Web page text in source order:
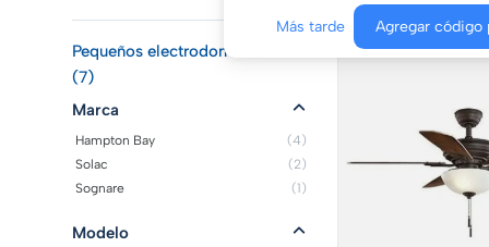
Más tarde Agregar código
Pequeños electrodomésticos
(7)
Marca
Hampton Bay
(4)
Solac
(2)
Sognare
(1)
Modelo